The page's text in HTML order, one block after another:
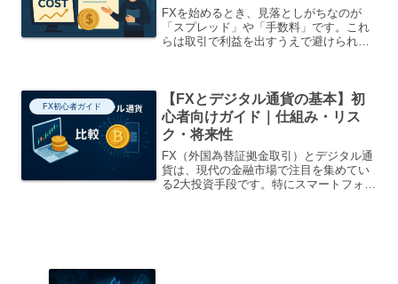
FXを始めるとき、見落としがちなのが
「スプレッド」や「手数料」です。これ
らは取引で利益を出すうえで避けられな
の記事では、国内のFX...
FX初心者ガイド
【FXとデジタル通貨の基本】初
心者向けガイド｜仕組み・リス
ク・将来性
FX（外国為替証拠金取引）とデジタル通
貨は、現代の金融市場で注目を集めてい
る2大投資手段です。特にスマートフォン